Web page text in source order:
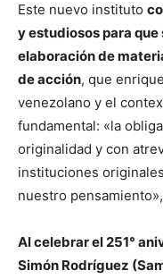
Este nuevo instituto
y estudiosos para
elaboración de
de acción, que
venezolano y el
fundamental: «la
originalidad y con
instituciones
nuestro
Al celebrar el 251°
Simón Rodríguez